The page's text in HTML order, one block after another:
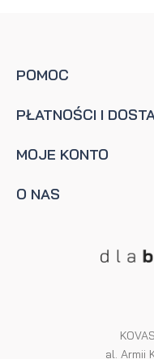
POMOC
PŁATNOŚCI I
MOJE KONTO
O NAS
al. Armii